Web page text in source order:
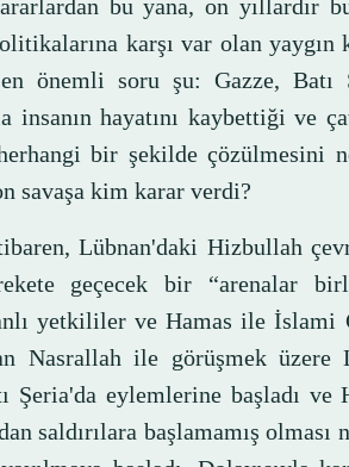
bu yana, on yıllardır
karşı var olan yaygın
önemli soru şu: Gazze, Batı
hayatını kaybettiği ve
bir şekilde çözülmesini
savaşa kim karar verdi?
Lübnan'daki Hizbullah
geçecek bir “arenalar
yetkililer ve Hamas ile İslami
Nasrallah ile görüşmek üzere
eylemlerine başladı ve
saldırılara başlamamış olması